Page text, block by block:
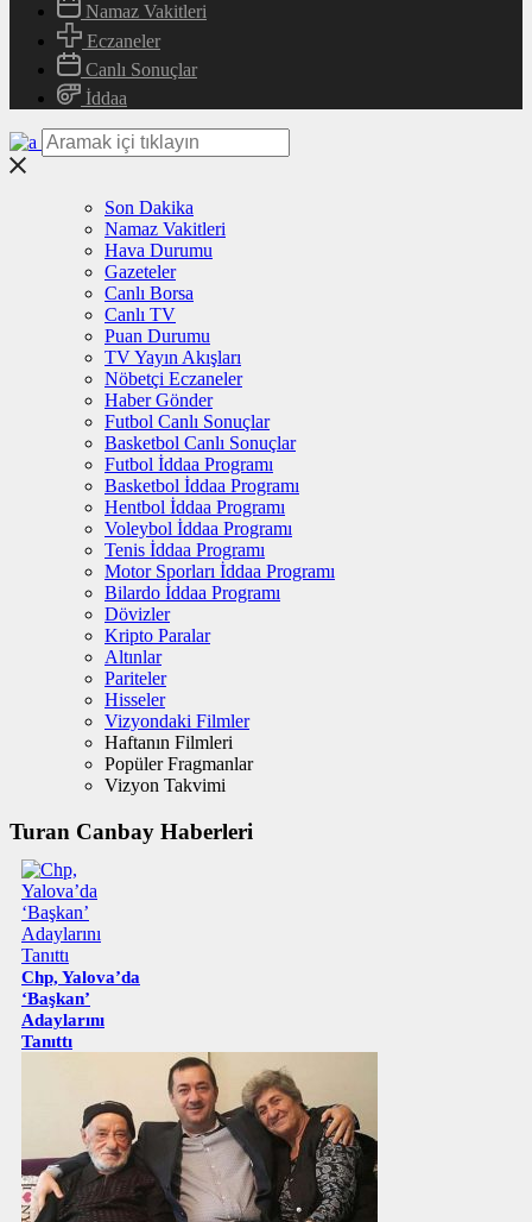
Namaz Vakitleri
Eczaneler
Canlı Sonuçlar
İddaa
Son Dakika
Namaz Vakitleri
Hava Durumu
Gazeteler
Canlı Borsa
Canlı TV
Puan Durumu
TV Yayın Akışları
Nöbetçi Eczaneler
Haber Gönder
Futbol Canlı Sonuçlar
Basketbol Canlı Sonuçlar
Futbol İddaa Programı
Basketbol İddaa Programı
Hentbol İddaa Programı
Voleybol İddaa Programı
Tenis İddaa Programı
Motor Sporları İddaa Programı
Bilardo İddaa Programı
Dövizler
Kripto Paralar
Altınlar
Pariteler
Hisseler
Vizyondaki Filmler
Haftanın Filmleri
Popüler Fragmanlar
Vizyon Takvimi
Turan Canbay Haberleri
Chp, Yalova’da
‘Başkan’
Adaylarını
Tanıttı